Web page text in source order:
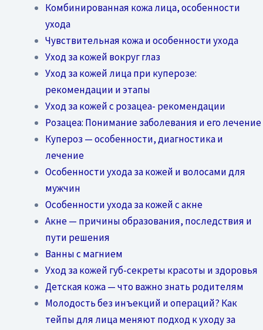
Комбинированная кожа лица, особенности
ухода
Чувствительная кожа и особенности ухода
Уход за кожей вокруг глаз
Уход за кожей лица при куперозе:
рекомендации и этапы
Уход за кожей с розацеа- рекомендации
Розацеа: Понимание заболевания и его лечение
Купероз — особенности, диагностика и
лечение
Особенности ухода за кожей и волосами для
мужчин
Особенности ухода за кожей с акне
Акне — причины образования, последствия и
пути решения
Ванны с магнием
Уход за кожей губ-секреты красоты и здоровья
Детская кожа — что важно знать родителям
Молодость без инъекций и операций? Как
тейпы для лица меняют подход к уходу за